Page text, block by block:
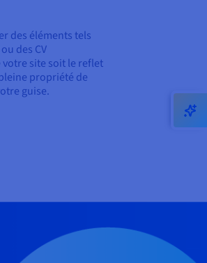
des éléments tels
des CV
votre site soit le reflet
propriété de
guise.